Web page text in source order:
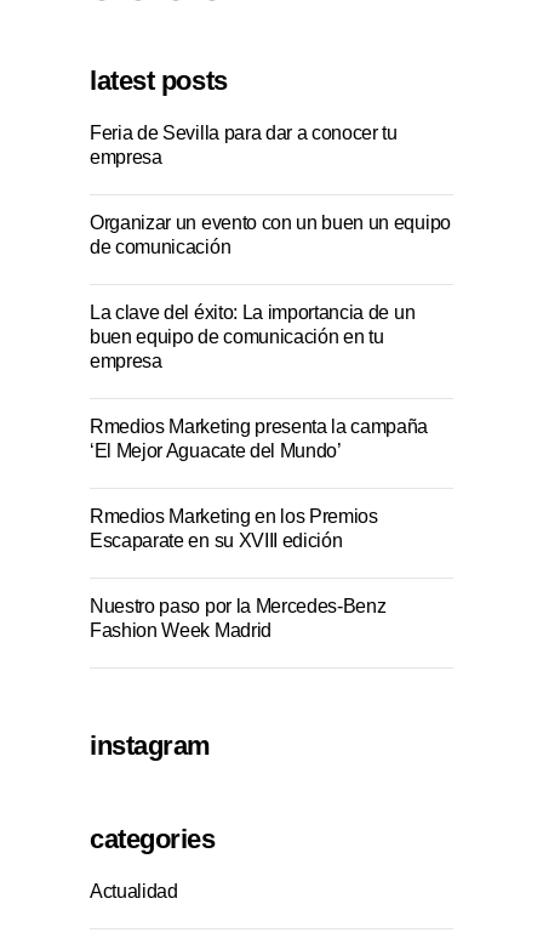
latest posts
Feria de Sevilla para dar a conocer tu
empresa
Organizar un evento con un buen un equipo
de comunicación
La clave del éxito: La importancia de un
buen equipo de comunicación en tu
empresa
Rmedios Marketing presenta la campaña
‘El Mejor Aguacate del Mundo’
Rmedios Marketing en los Premios
Escaparate en su XVIII edición
Nuestro paso por la Mercedes-Benz
Fashion Week Madrid
instagram
categories
Actualidad